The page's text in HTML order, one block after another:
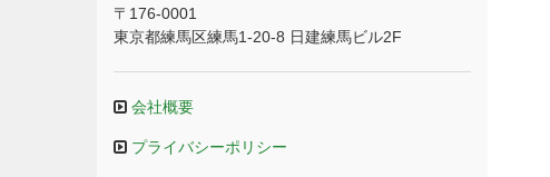
〒176-0001
東京都練馬区練馬1-20-8 日建練馬ビル2F
会社概要
プライバシーポリシー